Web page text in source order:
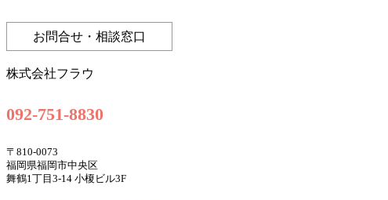
お問合せ・相談窓口
株式会社フラウ
092-751-8830
〒810-0073
福岡県福岡市中央区
舞鶴1丁目3-14 小榎ビル3F